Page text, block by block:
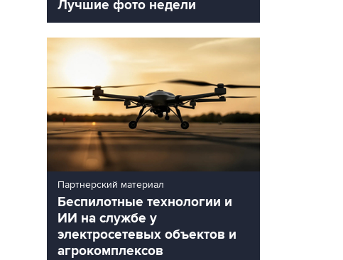
Лучшие фото недели
Партнерский материал
Беспилотные технологии и
ИИ на службе у
электросетевых объектов и
агрокомплексов